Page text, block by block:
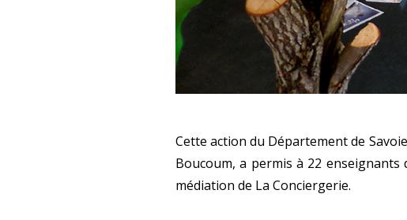
Cette action du Département de
Boucoum, a permis à 22
médiation de La Conciergerie.